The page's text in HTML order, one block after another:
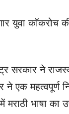
युवा कॉकरोच
सरकार ने
ने एक महत्वपूर्ण
में मराठी भाषा